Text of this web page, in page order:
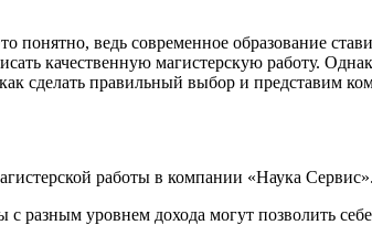
ведь современное образование
качественную магистерскую работу.
сделать правильный выбор и представим
работы в компании «Наука Сервис».
уровнем дохода могут позволить себе